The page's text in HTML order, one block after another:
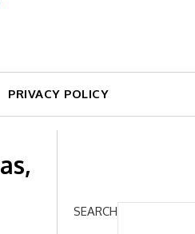
PRIVACY POLICY
SEARCH